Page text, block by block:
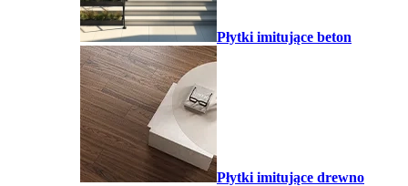
Płytki imitujące beton
Płytki imitujące drewno